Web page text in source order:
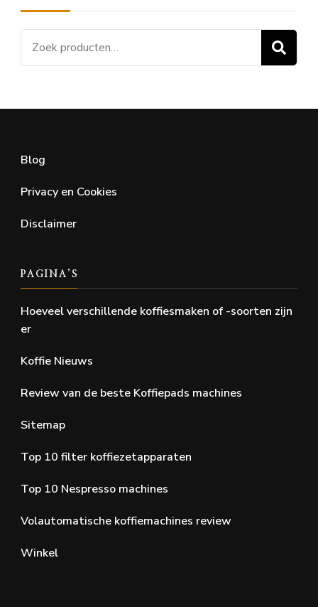
Zoeken
naar:
Blog
Privacy en Cookies
Disclaimer
PAGINA’S
Hoeveel verschillende koffiesmaken of -soorten zijn
er
Koffie Nieuws
Review van de beste Koffiepads machines
Sitemap
Top 10 filter koffiezetapparaten
Top 10 Nespresso machines
Volautomatische koffiemachines review
Winkel